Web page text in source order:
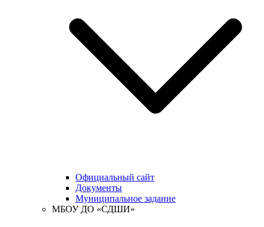
Официальный сайт
Документы
Муниципальное задание
МБОУ ДО «СДШИ»